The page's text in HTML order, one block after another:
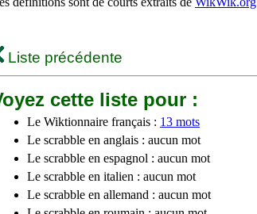
Liste précédente
cette liste pour :
Le Wiktionnaire français : 13 mots
Le scrabble en anglais : aucun mot
Le scrabble en espagnol : aucun mot
Le scrabble en italien : aucun mot
Le scrabble en allemand : aucun mot